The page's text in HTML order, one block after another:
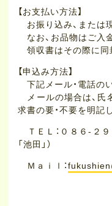
【お支払い方法】
お振り込み、または
なお、お品物はご入
領収書はその際に同
【申込み方法】
下記メール・電話の
メールの場合は、氏
求書の要・不要を明記
ＴＥＬ：０８６-２
「池田」）
Ｍａｉｌ：